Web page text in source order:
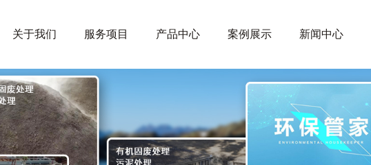
关于我们 服务项目 产品中心 案例展示 新闻中心